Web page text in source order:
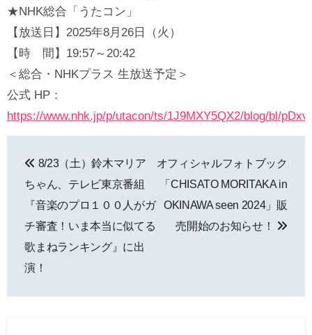
★NHK総合「うたコン」
【放送日】2025年8月26日（火）
【時 間】19:57～20:42
＜総合・NHKプラス 生放送予定＞
公式 HP：
https://www.nhk.jp/p/utacon/ts/1J9MXY5QX2/blog/bl/
稿
ビ
ゲ
ー
8/23（土）鈴木マリア
ちゃん、テレビ東京番組
『音楽のプロ１００人がガ
チ審査！いま本当に似てる
歌まねランキング』に出
演！
オフィシャルフォトブック
「CHISATO MORITAKA in
OKINAWA seen 2024」販
売開始のお知らせ！